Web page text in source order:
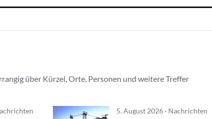
über Kürzel, Orte, Personen und weitere Treffer
5. August 2026 · Nachrichten